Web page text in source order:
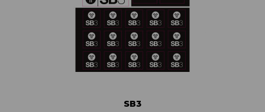
SB3